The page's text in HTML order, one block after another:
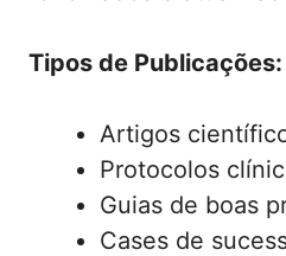
Tipos de Publicações:
Artigos
Protocolos
Guias de boas
Cases de